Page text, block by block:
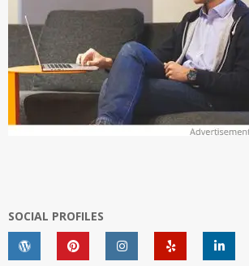
SOCIAL PROFILES